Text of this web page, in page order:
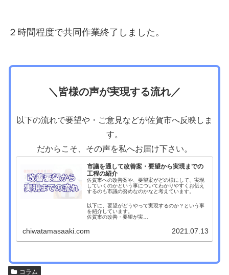
２時間程度で共同作業終了しました。
＼皆様の声が実現する流れ／
以下の流れで要望や・ご意見などが佐賀市へ反映しま
す。
だからこそ、その声を私へお届け下さい。
市議を通して改善案・要望から実現までの
工程の紹介
佐賀市への改善案や、要望案がどの様にして、実現
していくのかという事についてわかりやすくお伝え
するのも市議の努めなのかなと考えています。
以下に、要望がどうやって実現するのか？という事
を紹介しています。
佐賀市の改善・要望が実…
chiwatamasaaki.com 2021.07.13
コラム